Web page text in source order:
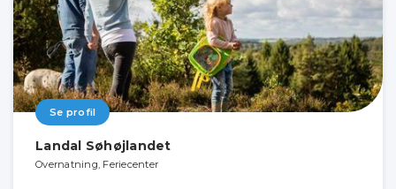
Se profil
Landal Søhøjlandet
Overnatning, Feriecenter